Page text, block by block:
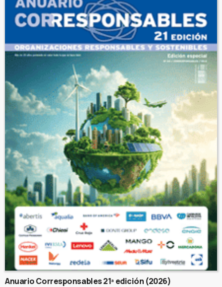
Anuario Corresponsables 21ª edición (2026)